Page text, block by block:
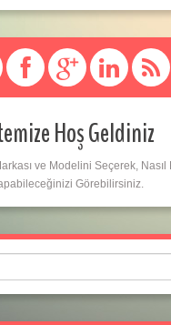
Hoş Geldiniz
ve Modelini Seçerek, Nasıl
Görebilirsiniz.